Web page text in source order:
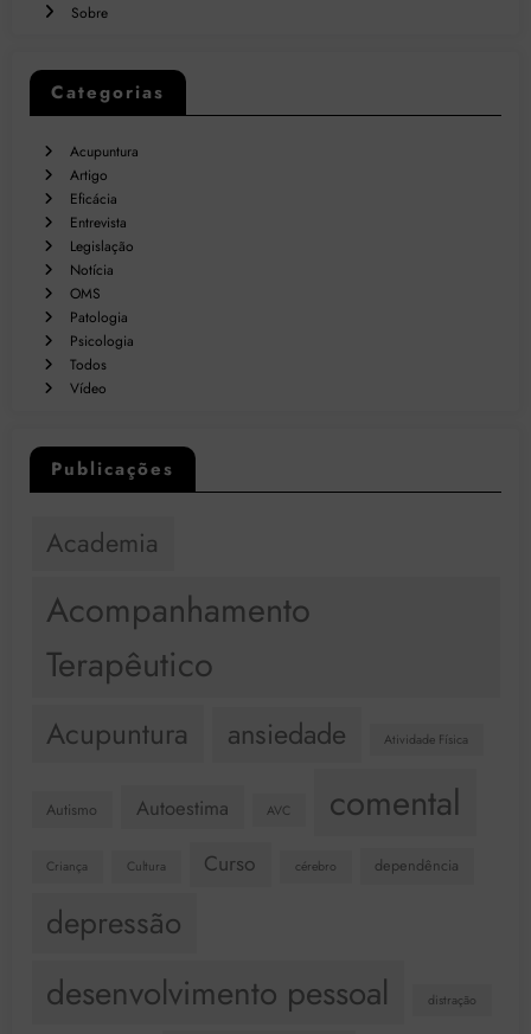
Sobre
Categorias
Acupuntura
Artigo
Eficácia
Entrevista
Legislação
Notícia
OMS
Patologia
Psicologia
Todos
Vídeo
Publicações
Academia
Acompanhamento
Terapêutico
Acupuntura ansiedade Atividade Física
Autismo Autoestima AVC comental
Criança Cultura Curso cérebro dependência
depressão
desenvolvimento pessoal distração